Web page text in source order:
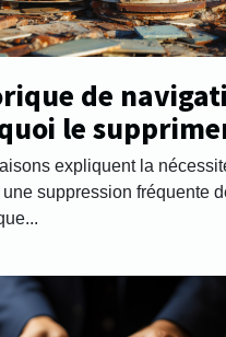
de
le
?
expliquent la
suppression fréquente